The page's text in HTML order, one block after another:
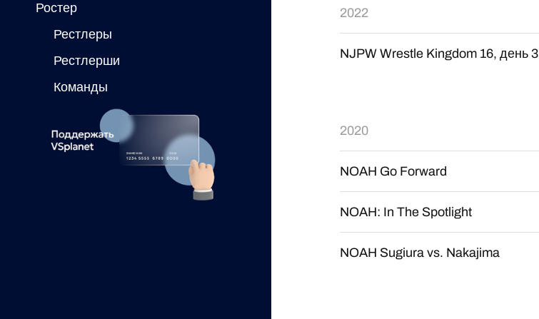
Ростер
Рестлеры
Рестлерши
Команды
2022
NJPW Wrestle Kingdom 16, день 3
2020
NOAH Go Forward
NOAH: In The Spotlight
NOAH Sugiura vs. Nakajima